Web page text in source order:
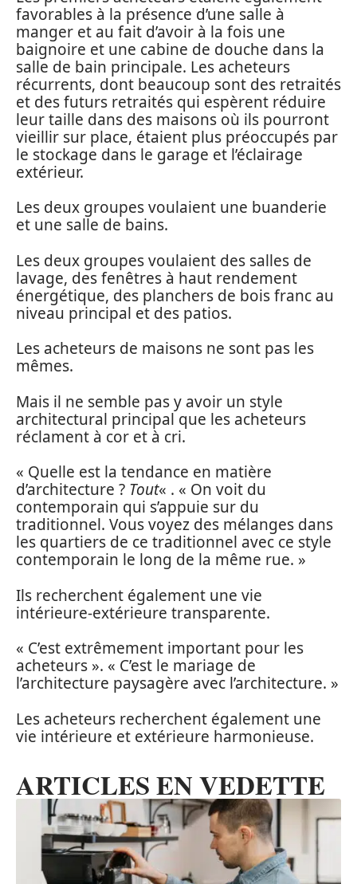
favorables à la présence d’une salle à
manger et au fait d’avoir à la fois une
baignoire et une cabine de douche dans la
salle de bain principale. Les acheteurs
récurrents, dont beaucoup sont des retraités
et des futurs retraités qui espèrent réduire
leur taille dans des maisons où ils pourront
vieillir sur place, étaient plus préoccupés par
le stockage dans le garage et l’éclairage
extérieur.
Les deux groupes voulaient une buanderie
et une salle de bains.
Les deux groupes voulaient des salles de
lavage, des fenêtres à haut rendement
énergétique, des planchers de bois franc au
niveau principal et des patios.
Les acheteurs de maisons ne sont pas les
mêmes.
Mais il ne semble pas y avoir un style
architectural principal que les acheteurs
réclament à cor et à cri.
« Quelle est la tendance en matière
d’architecture ? Tout« . « On voit du
contemporain qui s’appuie sur du
traditionnel. Vous voyez des mélanges dans
les quartiers de ce traditionnel avec ce style
contemporain le long de la même rue. »
Ils recherchent également une vie
intérieure-extérieure transparente.
« C’est extrêmement important pour les
acheteurs ». « C’est le mariage de
l’architecture paysagère avec l’architecture. »
Les acheteurs recherchent également une
vie intérieure et extérieure harmonieuse.
ARTICLES EN VEDETTE